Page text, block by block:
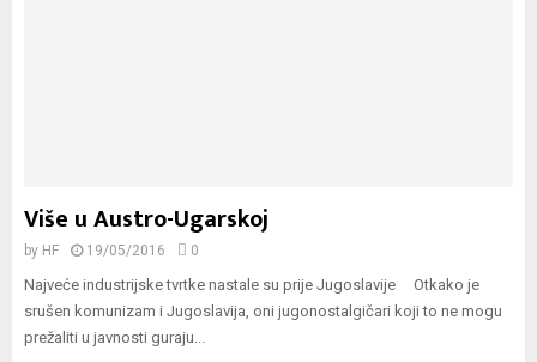
Više u Austro-Ugarskoj
by HF 19/05/2016 0
Najveće industrijske tvrtke nastale su prije Jugoslavije Otkako je
srušen komunizam i Jugoslavija, oni jugonostalgičari koji to ne mogu
prežaliti u javnosti guraju...